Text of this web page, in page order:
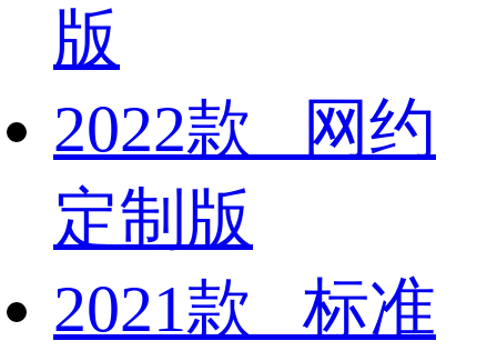
版
2022款 网约
定制版
2021款 标准